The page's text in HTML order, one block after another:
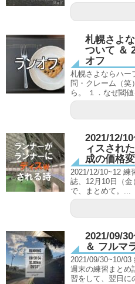
札幌さよ
ついて ＆
オフ
札幌さよならハー
問・クレーム（笑
ら。 １．なぜ閾
2021/12/
ィスされ
成の価格
2021/12/10~12 練
誌、12月10日（金
で、まとめて。...
2021/09/
＆ フルマ
2021/09/30~10/03
週末の練習まとめ
習をして、翌日に